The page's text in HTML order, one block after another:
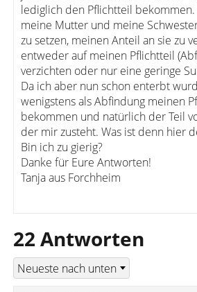
lediglich den Pflichtteil
meine Mutter und meine
zu setzen, meinen Anteil an sie zu
entweder auf meinen Pflichtteil
verzichten oder nur eine geringe
Da ich aber nun schon enterbt
wenigstens als Abfindung meinen
bekommen und natürlich der Teil
der mir zusteht. Was ist denn hier
Bin ich zu gierig?
Danke für Eure Antworten!
Tanja aus Forchheim
22 Antworten